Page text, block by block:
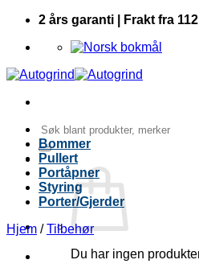
Skip
content
2 års garanti | Frakt fra
Søk
etter:
Du har ingen
Bommer
Pullert
Portåpner
Styring
Porter/Gjerder
Hjem / Tilbehør